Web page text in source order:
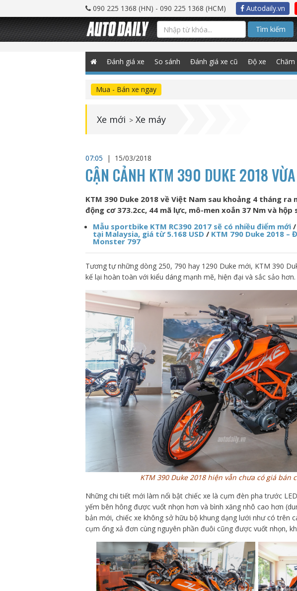
090 225 1368 (HN) - 090 225 1368 (HCM) Autodaily.vn
Tìm kiếm
Đánh giá xe So sánh Đánh giá xe cũ Độ xe Chăm
Mua - Bán xe ngay
Xe mới > Xe máy
07:05
| 15/03/2018
CẬN CẢNH KTM 390 DUKE 2018
KTM 390 Duke 2018 về Việt Nam sau khoảng 4 tháng
động cơ 373.2cc, 44 mã lực, mô-men xoắn 37 Nm và hộp
Mẫu sportbike KTM RC390 2017 sẽ có nhiều điểm mới /
tại Malaysia, giá từ 5.168 USD / KTM 790 Duke 2018 –
Monster 797
Tương tự những dòng 250, 790 hay 1290 Duke mới, KTM 390
kế lại hoàn toàn với kiểu dáng mạnh mẽ, hiện đại và sắc sảo hơn.
KTM 390 Duke 2018 hiện vẫn chưa có giá bán
Những chi tiết mới làm nổi bật chiếc xe là cụm đèn pha trước
yếm bên hông được vuốt nhọn hơn và bình xăng nhô cao hơn
bản mới, chiếc xe không sở hữu bộ khung dạng lưới như có trên
cụm ống xả đơn cùng nguyên phần đuôi cũng được vuốt nhọn,